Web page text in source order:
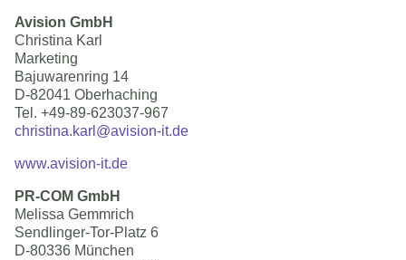
Avision GmbH
Christina Karl
Marketing
Bajuwarenring 14
D-82041 Oberhaching
Tel. +49-89-623037-967
christina.karl@avision-it.de
www.avision-it.de
PR-COM GmbH
Melissa Gemmrich
Sendlinger-Tor-Platz 6
D-80336 München